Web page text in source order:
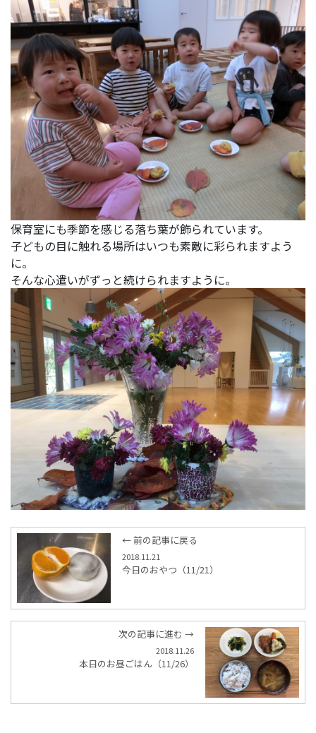
保育室にも季節を感じる落ち葉が飾られています。
子どもの目に触れる場所はいつも素敵に彩られますよう
に。
そんな心遣いがずっと続けられますように。
← 前の記事に戻る
2018.11.21
今日のおやつ（11/21）
次の記事に進む →
2018.11.26
本日のお昼ごはん（11/26）